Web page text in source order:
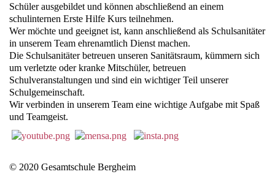
Schüler ausgebildet und können abschließend an einem
schulinternen Erste Hilfe Kurs teilnehmen.
Wer möchte und geeignet ist, kann anschließend als Schulsanitäter
in unserem Team ehrenamtlich Dienst machen.
Die Schulsanitäter betreuen unseren Sanitätsraum, kümmern sich
um verletzte oder kranke Mitschüler, betreuen
Schulveranstaltungen und sind ein wichtiger Teil unserer
Schulgemeinschaft.
Wir verbinden in unserem Team eine wichtige Aufgabe mit Spaß
und Teamgeist.
© 2020 Gesamtschule Bergheim